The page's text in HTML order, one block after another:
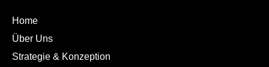
Home
Über Uns
Strategie & Konzeption